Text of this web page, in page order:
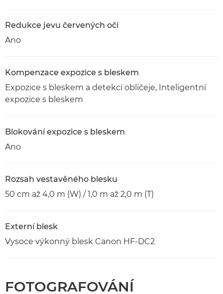
Redukce jevu červených očí
Ano
Kompenzace expozice s bleskem
Expozice s bleskem a detekcí obličeje, Inteligentní
expozice s bleskem
Blokování expozice s bleskem
Ano
Rozsah vestavěného blesku
50 cm až 4,0 m (W) / 1,0 m až 2,0 m (T)
Externí blesk
Vysoce výkonný blesk Canon HF-DC2
FOTOGRAFOVÁNÍ